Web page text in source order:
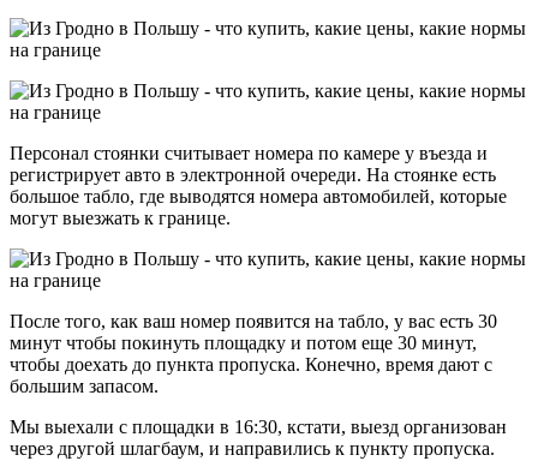
Персонал стоянки считывает номера по камере у въезда и
регистрирует авто в электронной очереди. На стоянке есть
большое табло, где выводятся номера автомобилей, которые
могут выезжать к границе.
После того, как ваш номер появится на табло, у вас есть 30
минут чтобы покинуть площадку и потом еще 30 минут,
чтобы доехать до пункта пропуска. Конечно, время дают с
большим запасом.
Мы выехали с площадки в 16:30, кстати, выезд организован
через другой шлагбаум, и направились к пункту пропуска.